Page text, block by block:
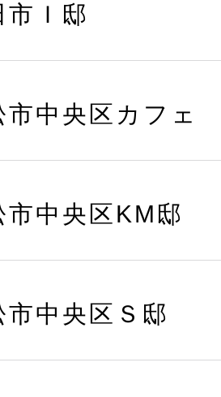
市Ｉ邸
市中央区カフェ
市中央区KM邸
市中央区Ｓ邸